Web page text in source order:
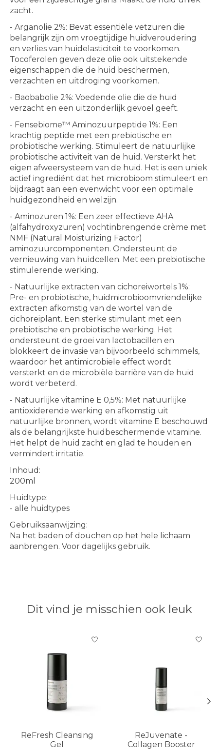
zacht.
- Arganolie 2%: Bevat essentiële vetzuren die
belangrijk zijn om vroegtijdige huidveroudering
en verlies van huidelasticiteit te voorkomen.
Tocoferolen geven deze olie ook uitstekende
eigenschappen die de huid beschermen,
verzachten en uitdroging voorkomen.
- Baobabolie 2%: Voedende olie die de huid
verzacht en een uitzonderlijk gevoel geeft.
- Fensebiome™ Aminozuurpeptide 1%: Een
krachtig peptide met een prebiotische en
probiotische werking. Stimuleert de natuurlijke
probiotische activiteit van de huid. Versterkt het
eigen afweersysteem van de huid. Het is een uniek
actief ingrediënt dat het microbioom stimuleert en
bijdraagt ​​aan een evenwicht voor een optimale
huidgezondheid en welzijn.
- Aminozuren 1%: Een zeer effectieve AHA
(alfahydroxyzuren) vochtinbrengende crème met
NMF (Natural Moisturizing Factor)
aminozuurcomponenten. Ondersteunt de
vernieuwing van huidcellen. Met een prebiotische
stimulerende werking.
- Natuurlijke extracten van cichoreiwortels 1%:
Pre- en probiotische, huidmicrobioomvriendelijke
extracten afkomstig van de wortel van de
cichoreiplant. Een sterke stimulant met een
prebiotische en probiotische werking. Het
ondersteunt de groei van lactobacillen en
blokkeert de invasie van bijvoorbeeld schimmels,
waardoor het antimicrobiële effect wordt
versterkt en de microbiële barrière van de huid
wordt verbeterd.
- Natuurlijke vitamine E 0,5%: Met natuurlijke
antioxiderende werking en afkomstig uit
natuurlijke bronnen, wordt vitamine E beschouwd
als de belangrijkste huidbeschermende vitamine.
Het helpt de huid zacht en glad te houden en
vermindert irritatie.
Inhoud:
200ml
Huidtype:
- alle huidtypes
Gebruiksaanwijzing:
Na het baden of douchen op het hele lichaam
aanbrengen. Voor dagelijks gebruik.
Dit vind je misschien ook leuk
Items van productcarrousel
ReFresh Cleansing
Gel
ReJuvenate -
Collagen Booster